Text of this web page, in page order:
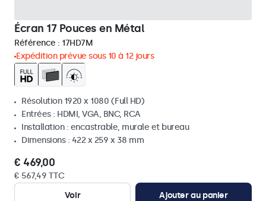
Écran 17 Pouces en Métal
Référence : 17HD7M
Expédition prévue sous 10 à 12 jours
Résolution 1920 x 1080 (Full HD)
Entrées : HDMI, VGA, BNC, RCA
Installation : encastrable, murale et bureau
Dimensions : 422 x 259 x 38 mm
€ 469,00
€ 567,49 TTC
Voir
Ajouter au panier